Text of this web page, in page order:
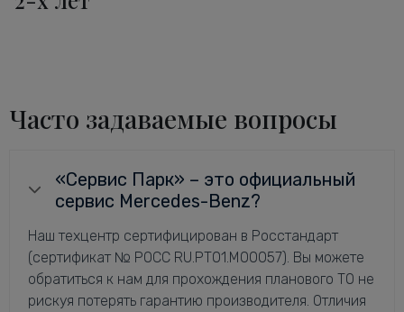
Часто задаваемые вопросы
«Сервис Парк» – это официальный
сервис Mercedes-Benz?
Наш техцентр сертифицирован в Росстандарт
(сертификат № РОСС RU.РТ01.М00057). Вы можете
обратиться к нам для прохождения планового ТО не
рискуя потерять гарантию производителя. Отличия